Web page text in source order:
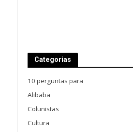
Categorias
10 perguntas para
Alibaba
Colunistas
Cultura